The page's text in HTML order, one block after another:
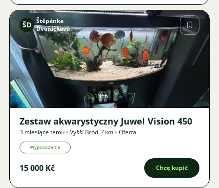
Zdjęcie
ŠD Štěpánka
Dvořáčková
1366
Zestaw akwarystyczny Juwel Vision 450
3 miesiące temu • Vyšší Brod,? km • Oferta
Wyposażenie
15 000 Kč Chcę kupić